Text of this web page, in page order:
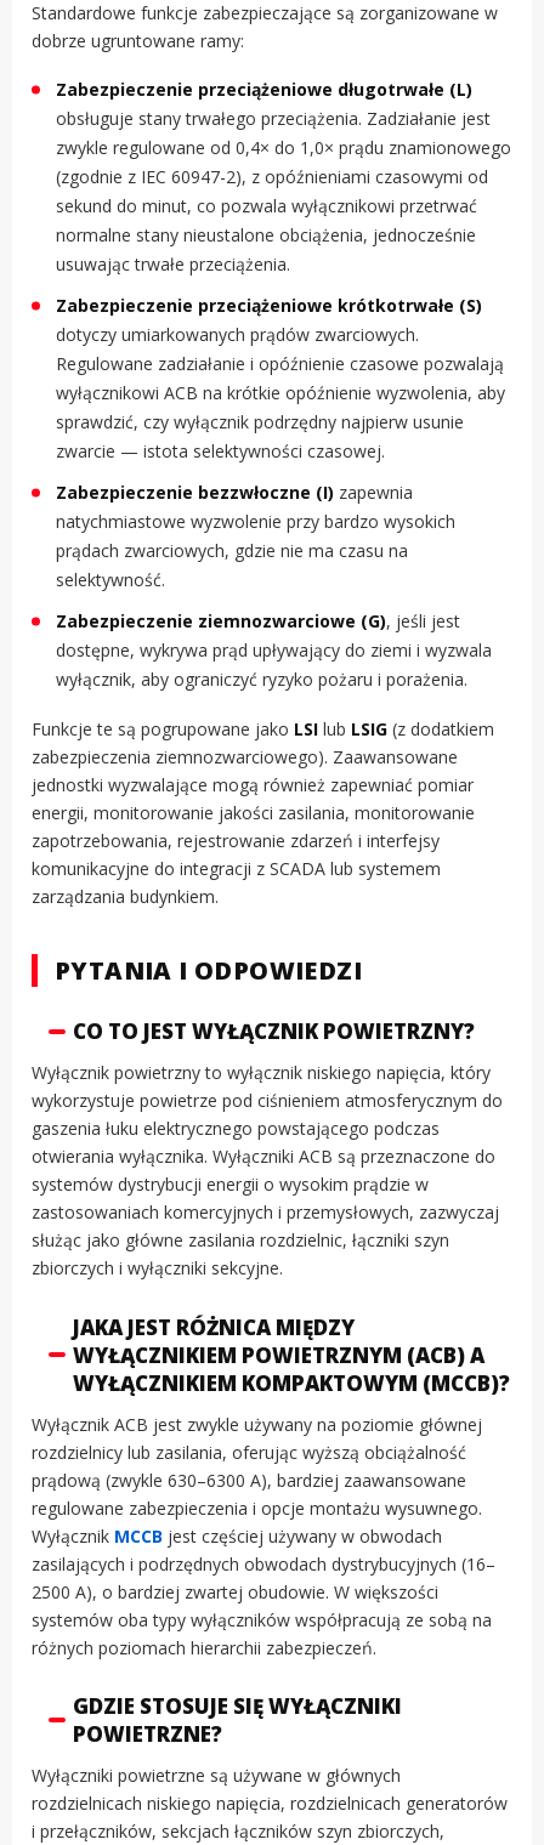
Standardowe funkcje zabezpieczające są zorganizowane w
dobrze ugruntowane ramy:
Zabezpieczenie przeciążeniowe długotrwałe (L)
obsługuje stany trwałego przeciążenia. Zadziałanie jest
zwykle regulowane od 0,4× do 1,0× prądu znamionowego
(zgodnie z IEC 60947-2), z opóźnieniami czasowymi od
sekund do minut, co pozwala wyłącznikowi przetrwać
normalne stany nieustalone obciążenia, jednocześnie
usuwając trwałe przeciążenia.
Zabezpieczenie przeciążeniowe krótkotrwałe (S)
dotyczy umiarkowanych prądów zwarciowych.
Regulowane zadziałanie i opóźnienie czasowe pozwalają
wyłącznikowi ACB na krótkie opóźnienie wyzwolenia, aby
sprawdzić, czy wyłącznik podrzędny najpierw usunie
zwarcie — istota selektywności czasowej.
Zabezpieczenie bezzwłoczne (I) zapewnia
natychmiastowe wyzwolenie przy bardzo wysokich
prądach zwarciowych, gdzie nie ma czasu na
selektywność.
Zabezpieczenie ziemnozwarciowe (G), jeśli jest
dostępne, wykrywa prąd upływający do ziemi i wyzwala
wyłącznik, aby ograniczyć ryzyko pożaru i porażenia.
Funkcje te są pogrupowane jako LSI lub LSIG (z dodatkiem
zabezpieczenia ziemnozwarciowego). Zaawansowane
jednostki wyzwalające mogą również zapewniać pomiar
energii, monitorowanie jakości zasilania, monitorowanie
zapotrzebowania, rejestrowanie zdarzeń i interfejsy
komunikacyjne do integracji z SCADA lub systemem
zarządzania budynkiem.
PYTANIA I ODPOWIEDZI
CO TO JEST WYŁĄCZNIK POWIETRZNY?
Wyłącznik powietrzny to wyłącznik niskiego napięcia, który
wykorzystuje powietrze pod ciśnieniem atmosferycznym do
gaszenia łuku elektrycznego powstającego podczas
otwierania wyłącznika. Wyłączniki ACB są przeznaczone do
systemów dystrybucji energii o wysokim prądzie w
zastosowaniach komercyjnych i przemysłowych, zazwyczaj
służąc jako główne zasilania rozdzielnic, łączniki szyn
zbiorczych i wyłączniki sekcyjne.
JAKA JEST RÓŻNICA MIĘDZY
WYŁĄCZNIKIEM POWIETRZNYM (ACB) A
WYŁĄCZNIKIEM KOMPAKTOWYM (MCCB)?
Wyłącznik ACB jest zwykle używany na poziomie głównej
rozdzielnicy lub zasilania, oferując wyższą obciążalność
prądową (zwykle 630–6300 A), bardziej zaawansowane
regulowane zabezpieczenia i opcje montażu wysuwnego.
Wyłącznik MCCB jest częściej używany w obwodach
zasilających i podrzędnych obwodach dystrybucyjnych (16–
2500 A), o bardziej zwartej obudowie. W większości
systemów oba typy wyłączników współpracują ze sobą na
różnych poziomach hierarchii zabezpieczeń.
GDZIE STOSUJE SIĘ WYŁĄCZNIKI
POWIETRZNE?
Wyłączniki powietrzne są używane w głównych
rozdzielnicach niskiego napięcia, rozdzielnicach generatorów
i przełączników, sekcjach łączników szyn zbiorczych,